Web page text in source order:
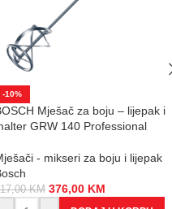
-10%
Mješač za boju – lijepak i
GRW 140 Professional
- mikseri za boju i lijepak
KM 376,00 KM